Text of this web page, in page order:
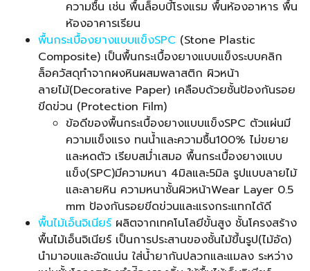
ความชื้น เช่น พื้นล็อบบี้โรงแรม พื้นห้องอาหาร พื้น
ห้องอาคารเรียน
พื้นกระเบื้องยางแบบแข็งSPC (Stone Plastic
Composite) เป็นพื้นกระเบื้องยางแบบแข็งระบบคลิก
ล็อควัสดุทำจากผงหินผสมพลาสติก ผิวหน้า
ลายไม้(Decorative Paper) เคลือบด้วยชั้นป้องกันรอย
ขีดข่วน (Protection Film)
ข้อดีของพื้นกระเบื้องยางแบบแข็งSPC ตัวแผ่นมี
ความแข็งแรง ทนน้ำและความชื้น100% ไม่ขยาย
และหดตัว เรียบสม่ำเสมอ พื้นกระเบื้องยางแบบ
แข็ง(SPC)มีความหนา 4มิลและ5มิล รูปแบบลายไม้
และลายหิน ความหนาชั้นผิวหน้าWear Layer 0.5
mm ป้องกันรอยขีดข่วนและแรงกระแทกได้ดี
พื้นไม้เอ็นจิเนียร์ ผลิตจากเทคโนโลยีขั้นสูง ชั้นโครงสร้าง
พื้นไม้เอ็นจิเนียร์ เป็นการประสานของชั้นไม้ขึ้นรูป(ไม้อัด)
นำมาอบและอัดแน่น ใส่น้ำยากันปลวกและแมลง ระหว่าง